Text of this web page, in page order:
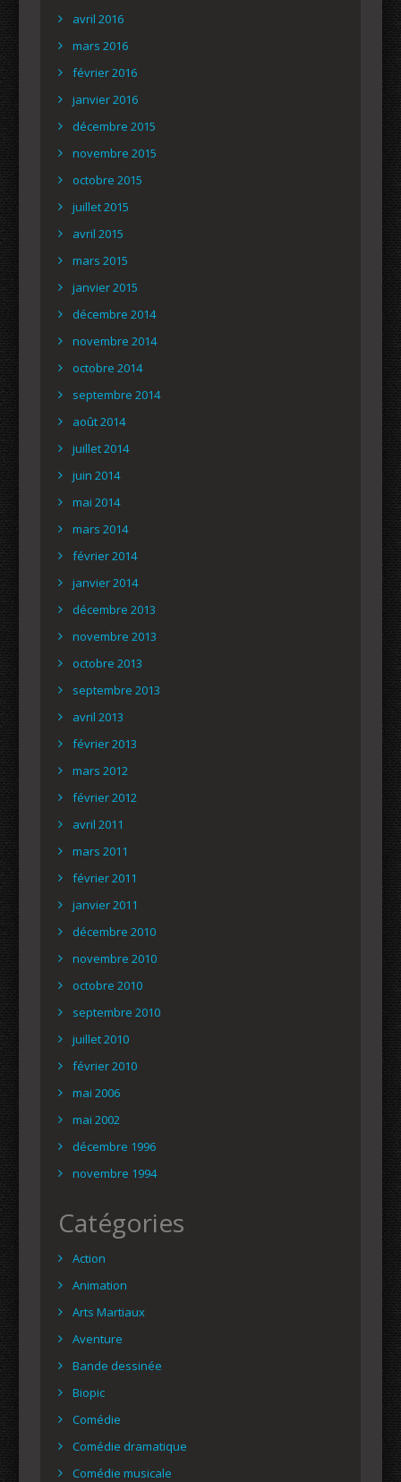
avril 2016
mars 2016
février 2016
janvier 2016
décembre 2015
novembre 2015
octobre 2015
juillet 2015
avril 2015
mars 2015
janvier 2015
décembre 2014
novembre 2014
octobre 2014
septembre 2014
août 2014
juillet 2014
juin 2014
mai 2014
mars 2014
février 2014
janvier 2014
décembre 2013
novembre 2013
octobre 2013
septembre 2013
avril 2013
février 2013
mars 2012
février 2012
avril 2011
mars 2011
février 2011
janvier 2011
décembre 2010
novembre 2010
octobre 2010
septembre 2010
juillet 2010
février 2010
mai 2006
mai 2002
décembre 1996
novembre 1994
Catégories
Action
Animation
Arts Martiaux
Aventure
Bande dessinée
Biopic
Comédie
Comédie dramatique
Comédie musicale